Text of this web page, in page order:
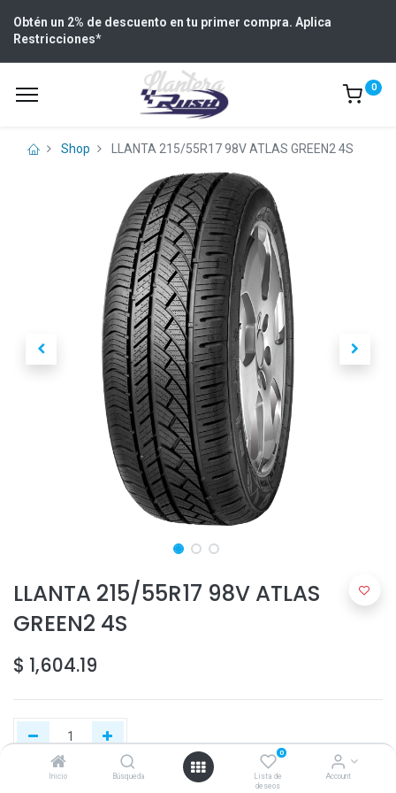
Inicio Búsqueda
0
Lista de
deseos
Account
Obtén un 2% de descuento en tu primer compra. Aplica
Restricciones*
0
Shop LLANTA 215/55R17 98V ATLAS GREEN2 4S
LLANTA 215/55R17 98V ATLAS
GREEN2 4S
$ 1,604.19